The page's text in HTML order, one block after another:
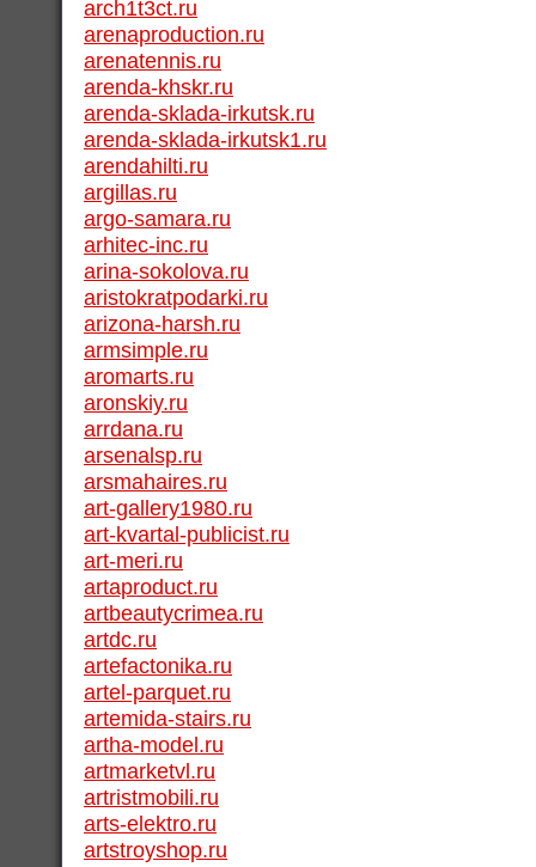
arch1t3ct.ru
arenaproduction.ru
arenatennis.ru
arenda-khskr.ru
arenda-sklada-irkutsk.ru
arenda-sklada-irkutsk1.ru
arendahilti.ru
argillas.ru
argo-samara.ru
arhitec-inc.ru
arina-sokolova.ru
aristokratpodarki.ru
arizona-harsh.ru
armsimple.ru
aromarts.ru
aronskiy.ru
arrdana.ru
arsenalsp.ru
arsmahaires.ru
art-gallery1980.ru
art-kvartal-publicist.ru
art-meri.ru
artaproduct.ru
artbeautycrimea.ru
artdc.ru
artefactonika.ru
artel-parquet.ru
artemida-stairs.ru
artha-model.ru
artmarketvl.ru
artristmobili.ru
arts-elektro.ru
artstroyshop.ru